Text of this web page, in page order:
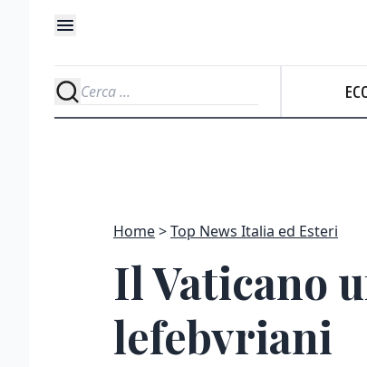
Home Top News Italia ed Esteri
Il Vaticano
lefebvriani